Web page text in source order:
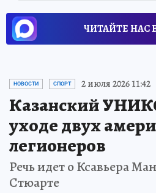
ЧИТАЙТЕ НАС
НОВОСТИ СПОРТ 2 июля 2026 11:42
Казанский
уходе двух
легионеров
Речь идет о Ксавьера
Стюарте